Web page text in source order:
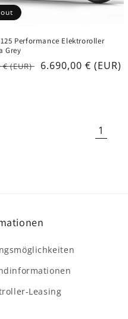
125 Performance Elektroroller
Grey
€ (EUR)
Sale
6.690,00 € (EUR)
1
Leasing